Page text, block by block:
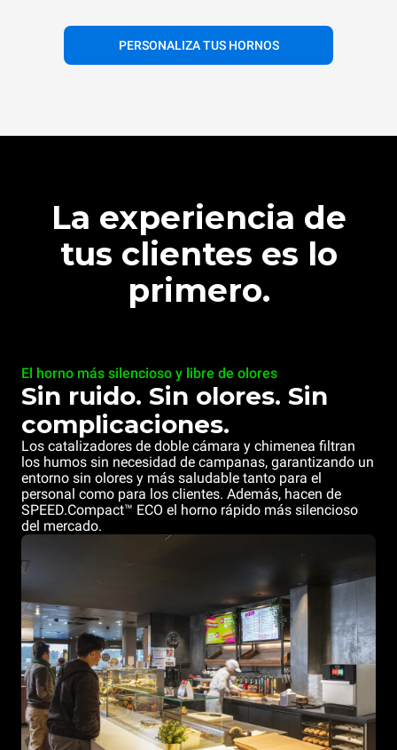
PERSONALIZA TUS HORNOS
La experiencia de
tus clientes es lo
primero.
El horno más silencioso y libre de olores
Sin ruido. Sin olores. Sin
complicaciones.
Los catalizadores de doble cámara y chimenea filtran
los humos sin necesidad de campanas, garantizando un
entorno sin olores y más saludable tanto para el
personal como para los clientes. Además, hacen de
SPEED.Compact™ ECO el horno rápido más silencioso
del mercado.